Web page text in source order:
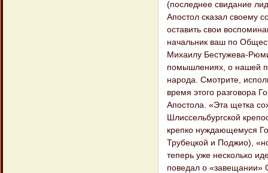
(последнее свидание
Апостол сказал своему
оставить свои
начальник ваш по
Михаилу Бестужева-
помышлениях, о нашей
народа. Смотрите,
время этого разговора
Апостола. «Эта щетка
Шлиссельбургской
крепко нуждающемуся
Трубецкой и Поджио),
теперь уже несколько
поведал о «завещании»